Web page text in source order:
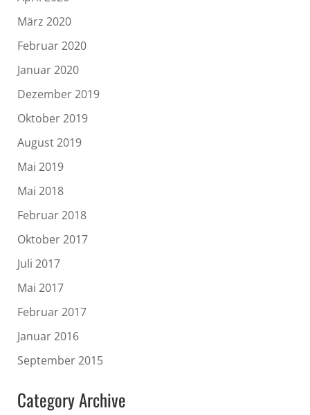
März 2020
Februar 2020
Januar 2020
Dezember 2019
Oktober 2019
August 2019
Mai 2019
Mai 2018
Februar 2018
Oktober 2017
Juli 2017
Mai 2017
Februar 2017
Januar 2016
September 2015
Category Archive